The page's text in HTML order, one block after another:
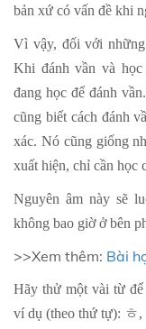
bản xứ có vấn đề khi
Vì vậy, đối với
Khi đánh vần và học
đang học để đánh
cũng biết cách đánh
xác. Nó cũng giống
xuất hiện, chỉ cần học
Nguyên âm này sẽ
không bao giờ ở bên
>>Xem thêm: Bài
Hãy thử một vài từ
ví dụ (theo thứ tự): ㅎ,